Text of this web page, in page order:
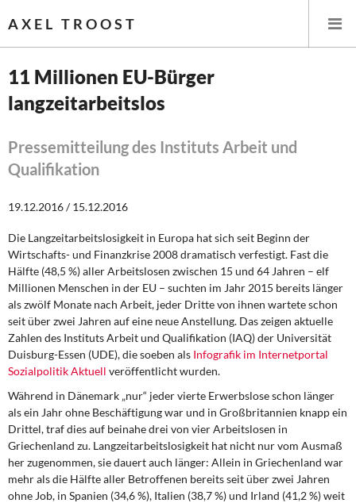
AXEL TROOST
Startseite
Themen
Steuer- und Finanzpolitik
Öffentliche Infrastruktur und Daseinsvorsorge
Eurokrise und Griechenland
DIE LINKE
Weitere Themen
Memo-Gruppe
Institut Solidarische Moderne
11 Millionen EU-Bürger
langzeitarbeitslos
Pressemitteilung des Instituts Arbeit und
Qualifikation
19.12.2016 / 15.12.2016
Die Langzeitarbeitslosigkeit in Europa hat sich seit Beginn der
Wirtschafts- und Finanzkrise 2008 dramatisch verfestigt. Fast die
Hälfte (48,5 %) aller Arbeitslosen zwischen 15 und 64 Jahren – elf
Millionen Menschen in der EU – suchten im Jahr 2015 bereits länger
als zwölf Monate nach Arbeit, jeder Dritte von ihnen wartete schon
seit über zwei Jahren auf eine neue Anstellung. Das zeigen aktuelle
Zahlen des Instituts Arbeit und Qualifikation (IAQ) der Universität
Duisburg-Essen (UDE), die soeben als Infografik im Internetportal
Sozialpolitik Aktuell veröffentlicht wurden.
Während in Dänemark „nur“ jeder vierte Erwerbslose schon länger
als ein Jahr ohne Beschäftigung war und in Großbritannien knapp ein
Drittel, traf dies auf beinahe drei von vier Arbeitslosen in
Griechenland zu. Langzeitarbeitslosigkeit hat nicht nur vom Ausmaß
her zugenommen, sie dauert auch länger: Allein in Griechenland war
mehr als die Hälfte aller Betroffenen bereits seit über zwei Jahren
ohne Job, in Spanien (34,6 %), Italien (38,7 %) und Irland (41,2 %) weit